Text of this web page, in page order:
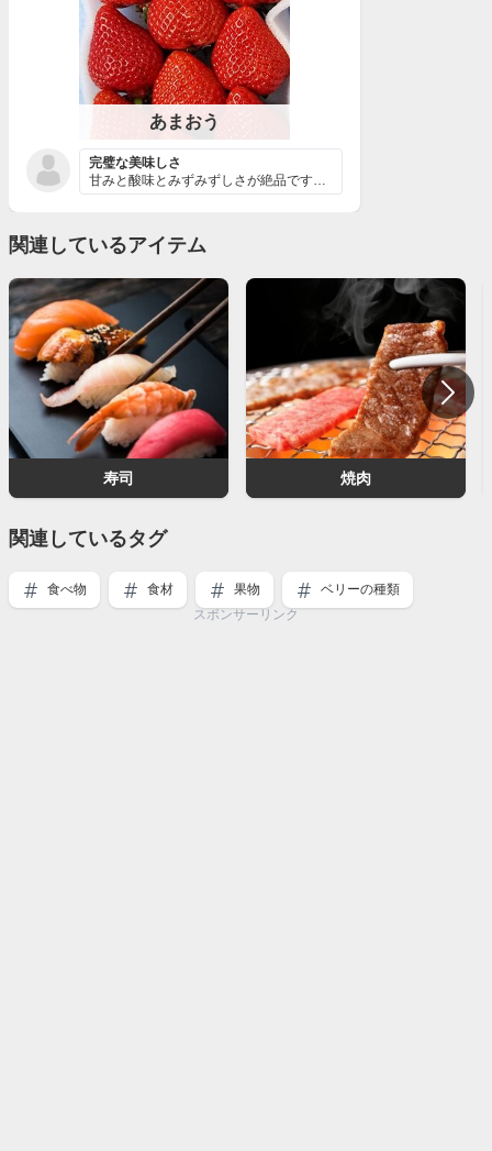
あまおう
完璧な美味しさ
甘みと酸味とみずみずしさが絶品です。 他の品種と比較し...
関連しているアイテム
寿司 焼肉
関連しているタグ
食べ物 食材 果物
ベリーの種類
スポンサーリンク